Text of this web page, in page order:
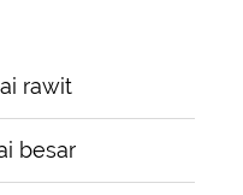
rawit
besar